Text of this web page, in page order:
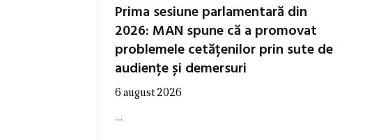
Prima sesiune parlamentară din
2026: MAN spune că a promovat
problemele cetățenilor prin sute de
audiențe și demersuri
6 august 2026
…